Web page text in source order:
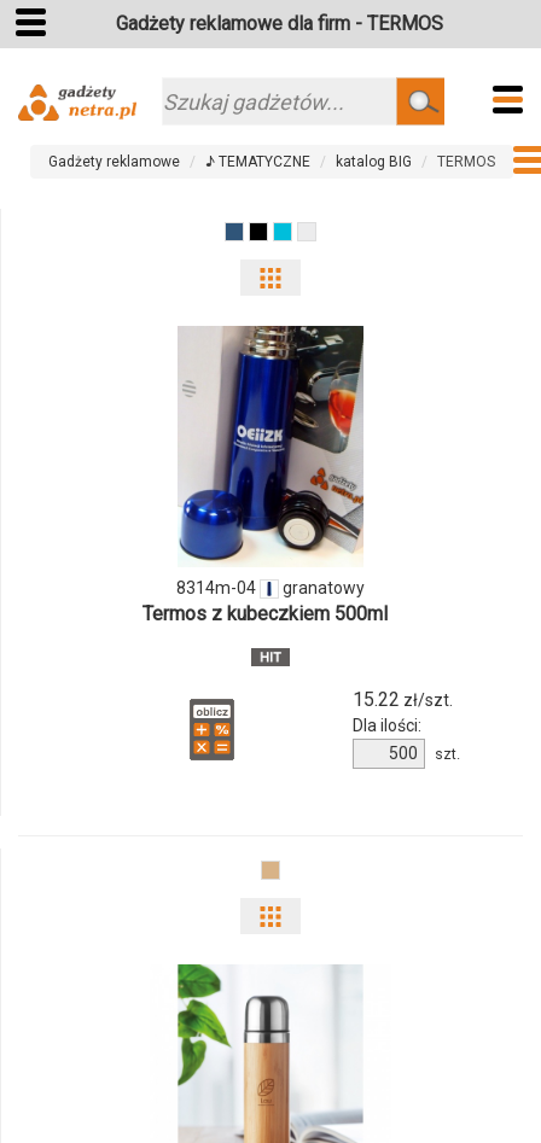
Gadżety reklamowe dla firm - TERMOS
Szukaj
Gadżety reklamowe ♪ TEMATYCZNE katalog BIG TERMOS
odmiany
ilości
produktu
8314m-
04
8314m-04 granatowy
Termos z kubeczkiem 500ml
15.22 zł/szt.
Dla ilości:
produktu
szt.
odmiany
i
produktu